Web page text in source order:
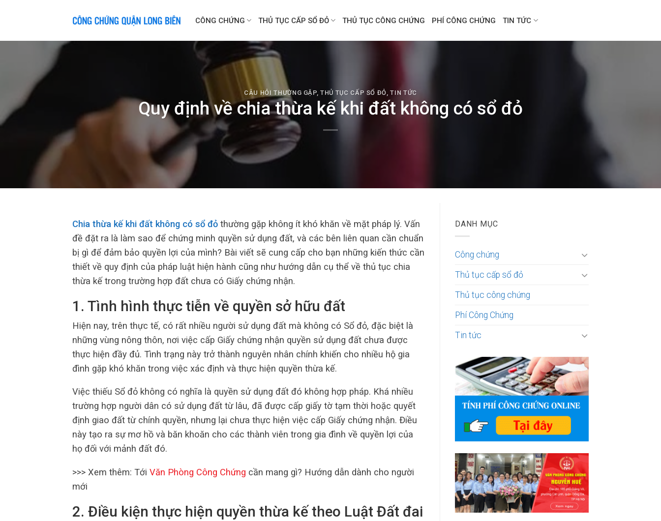
CÔNG CHỨNG THỦ TỤC CẤP SỔ ĐỎ THỦ TỤC CÔNG CHỨNG PHÍ CÔNG CHỨNG TIN TỨC
CÂU HỎI THƯỜNG GẶP,THỦ TỤC CẤP SỔ ĐỎ ,TIN TỨC
Quy định về chia thừa kế khi đất không có sổ đỏ
Chia thừa kế khi đất không có sổ đỏ thường gặp không ít khó khăn về mặt pháp lý. Vấn
đề đặt ra là làm sao để chứng minh quyền sử dụng đất, và các bên liên quan cần chuẩn
bị gì để đảm bảo quyền lợi của mình? Bài viết sẽ cung cấp cho bạn những kiến thức cần
thiết về quy định của pháp luật hiện hành cũng như hướng dẫn cụ thể về thủ tục chia
thừa kế trong trường hợp đất chưa có Giấy chứng nhận.
1. Tình hình thực tiễn về quyền sở hữu đất
Hiện nay, trên thực tế, có rất nhiều người sử dụng đất mà không có Sổ đỏ, đặc biệt là
những vùng nông thôn, nơi việc cấp Giấy chứng nhận quyền sử dụng đất chưa được
thực hiện đầy đủ. Tình trạng này trở thành nguyên nhân chính khiến cho nhiều hộ gia
đình gặp khó khăn trong việc xác định và thực hiện quyền thừa kế.
Việc thiếu Sổ đỏ không có nghĩa là quyền sử dụng đất đó không hợp pháp. Khá nhiều
trường hợp người dân có sử dụng đất từ lâu, đã được cấp giấy tờ tạm thời hoặc quyết
định giao đất từ chính quyền, nhưng lại chưa thực hiện việc cấp Giấy chứng nhận. Điều
này tạo ra sự mơ hồ và băn khoăn cho các thành viên trong gia đình về quyền lợi của
họ đối với mảnh đất đó.
>>> Xem thêm: Tới Văn Phòng Công Chứng cần mang gì? Hướng dẫn dành cho người
mới
2. Điều kiện thực hiện quyền thừa kế theo Luật Đất đai
DANH MỤC
Công chứng
Thủ tục cấp sổ đỏ
Thủ tục công chứng
Phí Công Chứng
Tin tức